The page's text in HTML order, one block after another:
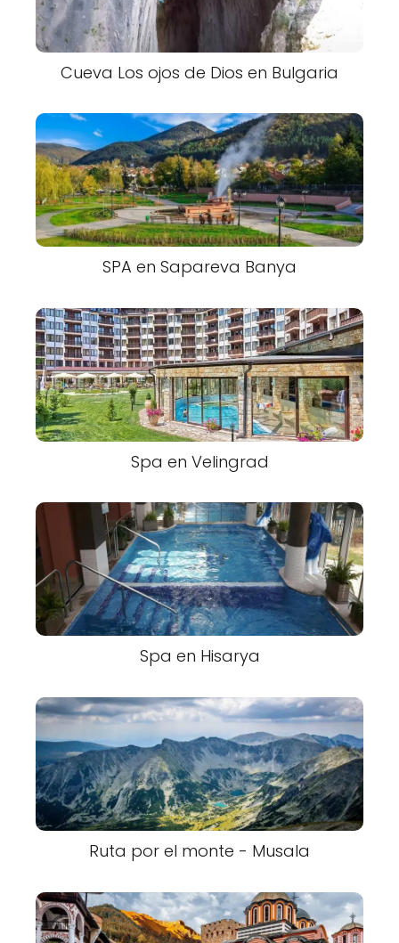
Cueva Los ojos de Dios en Bulgaria
SPA en Sapareva Banya
Spa en Velingrad
Spa en Hisarya
Ruta por el monte - Musala